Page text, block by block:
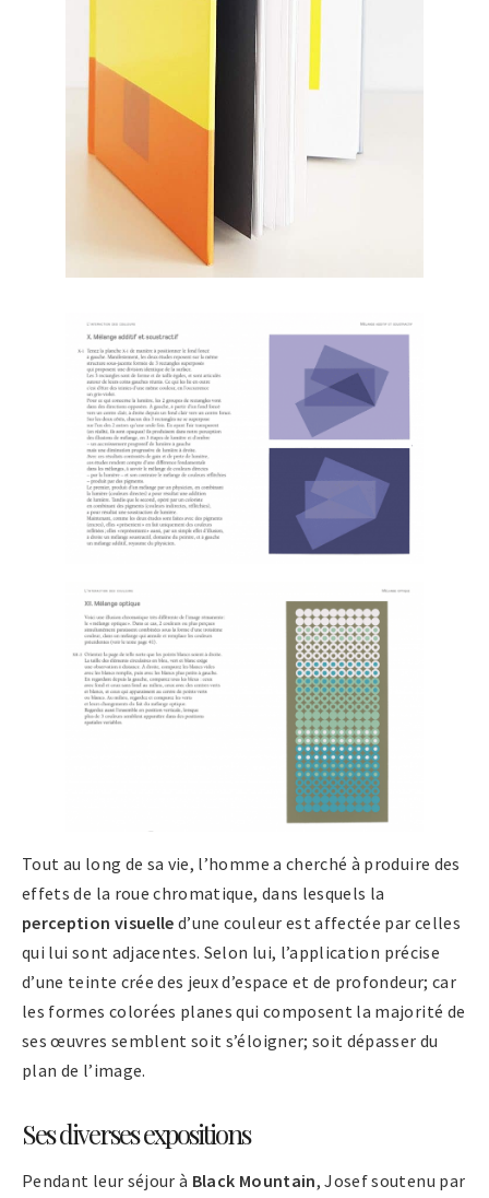
Tout au long de sa vie, l’homme a cherché à produire des
effets de la roue chromatique, dans lesquels la
perception visuelle d’une couleur est affectée par celles
qui lui sont adjacentes. Selon lui, l’application précise
d’une teinte crée des jeux d’espace et de profondeur; car
les formes colorées planes qui composent la majorité de
ses œuvres semblent soit s’éloigner; soit dépasser du
plan de l’image.
Ses diverses expositions
Pendant leur séjour à Black Mountain, Josef soutenu par